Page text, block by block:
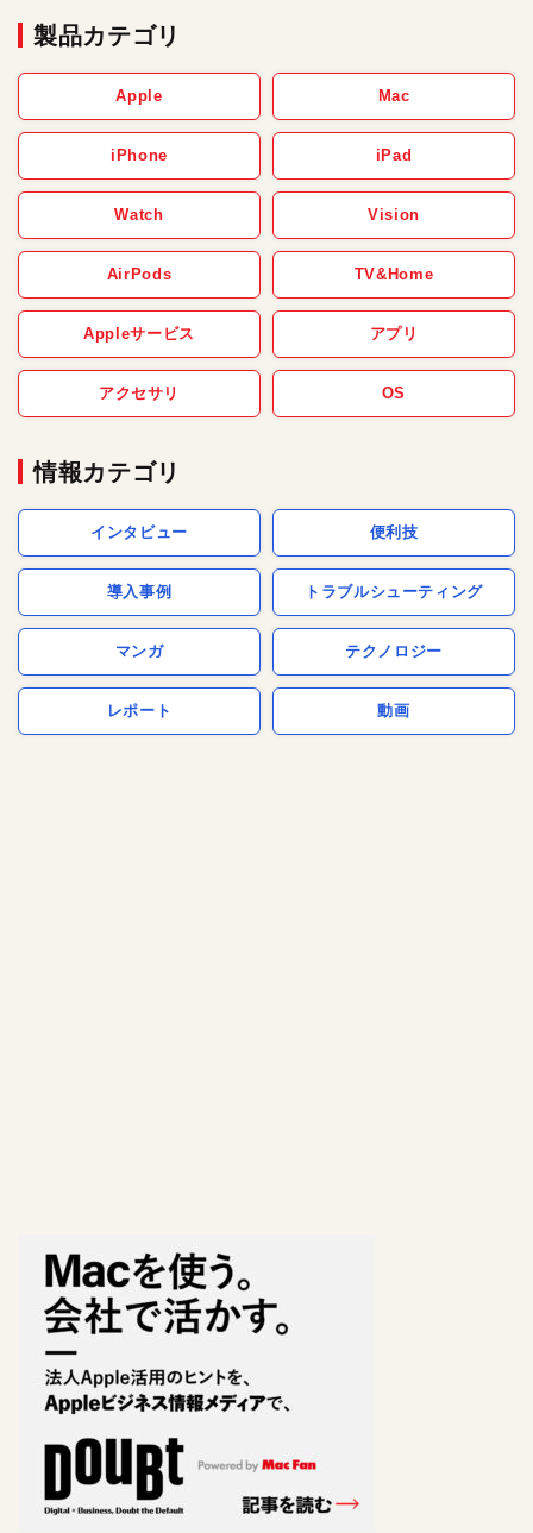
製品カテゴリ
Apple Mac
iPhone iPad
Watch Vision
AirPods TV&Home
Appleサービス アプリ
アクセサリ OS
情報カテゴリ
インタビュー 便利技
導入事例 トラブルシューティング
マンガ テクノロジー
レポート 動画